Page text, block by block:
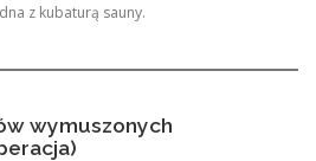
z kubaturą sauny.
wymuszonych